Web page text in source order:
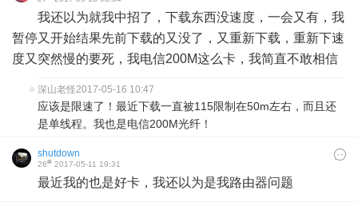
我还以为就我中招了，下载东西没速度，一会又有，我
暂停又开始结果先前下载的又没了，又重新下载，重新下速
度又突然慢的要死，我电信200M这么卡，我简直不敢相信
深山老怪2017-05-16 10:47
应该是限速了！最近下载一直被115限制在50m左右，而且还
是单线程。我也是电信200M光纤！
shutdown
26# 2017-05-11 19:31
最近我的也是好卡，我还以为是我路由器问题